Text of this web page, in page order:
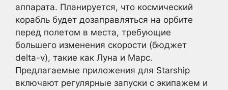
аппарата. Планируется, что космический
корабль будет дозаправляться на орбите
перед полетом в места, требующие
большего изменения скорости (бюджет
delta-v), такие как Луна и Марс.
Предлагаемые приложения для Starship
включают регулярные запуски с экипажем и